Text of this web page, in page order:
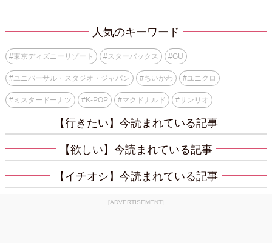
人気のキーワード
#東京ディズニーリゾート #スターバックス #GU
#ユニバーサル・スタジオ・ジャパン #ちいかわ #ユニクロ
#ミスタードーナツ #K-POP #マクドナルド #サンリオ
【行きたい】今読まれている記事
【欲しい】今読まれている記事
【イチオシ】今読まれている記事
[ADVERTISEMENT]